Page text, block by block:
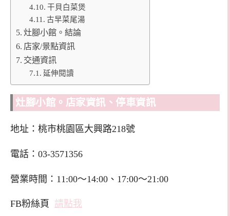
干貝白菜煲
古早菜尾湯
灶腳小館。結論
店家/景點資訊
交通資訊
延伸閱讀
灶腳小館。店家資訊、停車資訊
地址：桃市桃園區大興路218號
電話：03-3571356
營業時間：11:00～14:00、17:00～21:00
FB粉絲頁 請點我